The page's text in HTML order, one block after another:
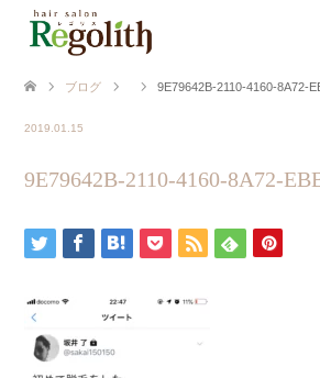
ブログ 9E79642B-2110-4160-8A72-
2019.01.15
9E79642B-2110-4160-8A72-